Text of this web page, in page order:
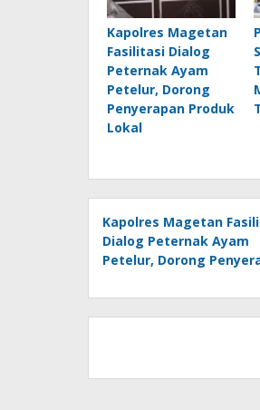
Kapolres Magetan
Fasilitasi Dialog
Peternak Ayam
Petelur, Dorong
Penyerapan Produk
Lokal
Kapolres Magetan
Dialog Peternak Ayam
Petelur, Dorong